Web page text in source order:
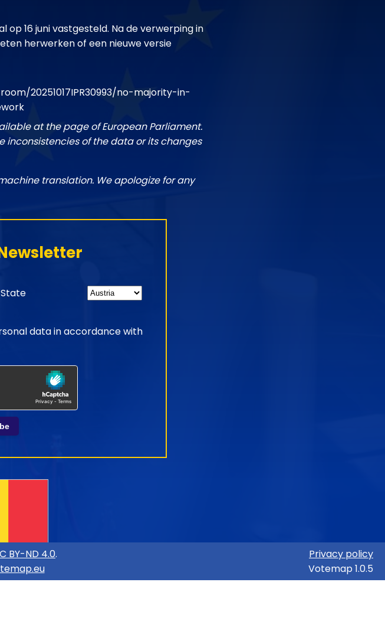
op 16 juni vastgesteld. Na de verwerping in
herwerken of een nieuwe versie
20251017IPR30993/no-majority-in-
at the page of European Parliament.
inconsistencies of the data or its changes
translation. We apologize for any
State
data in accordance with
BY-ND 4.0.
Privacy policy
Votemap 1.0.5